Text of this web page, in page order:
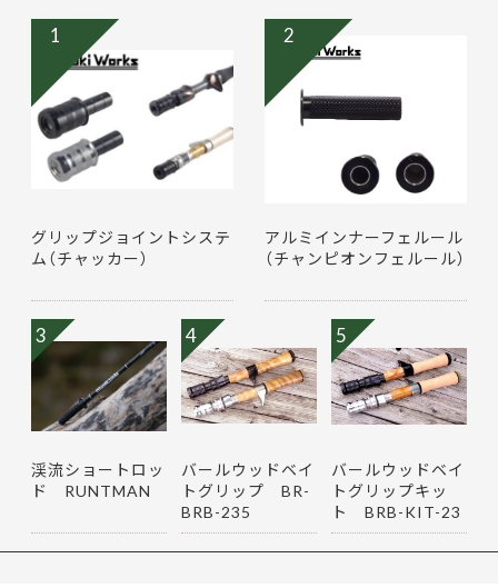
グリップジョイントシステ
ム（チャッカー）
1
アルミインナーフェルール
（チャンピオンフェルール）
2
渓流ショートロッ
ド RUNTMAN
3
バールウッドベイ
トグリップ BR-
BRB-235
4
バールウッドベイ
トグリップキッ
ト BRB-KIT-23
5
5